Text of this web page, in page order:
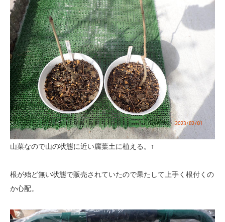
山菜なので山の状態に近い腐葉土に植える。↑
根が殆ど無い状態で販売されていたので果たして上手く根付くの
か心配。